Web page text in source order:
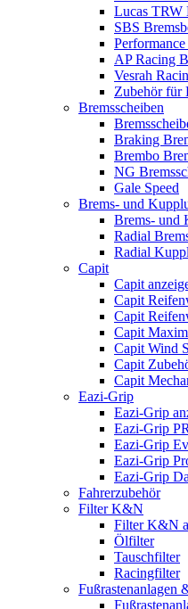
Lucas TRW
SBS
AP Racing
Vesrah
Zubehör für
Bremsscheiben
Braking
Brembo
NG
Gale Speed
Brems- und
Brems- und
Radial
Radial
Capit
Capit
Capit
Capit
Capit
Capit Wind
Capit
Capit
Eazi-Grip
Eazi-Grip
Eazi-Grip
Eazi-Grip
Eazi-Grip
Eazi-Grip
Fahrerzubehör
Filter K&N
Filter K&N
Ölfilter
Tauschfilter
Racingfilter
Fußrastenanlagen